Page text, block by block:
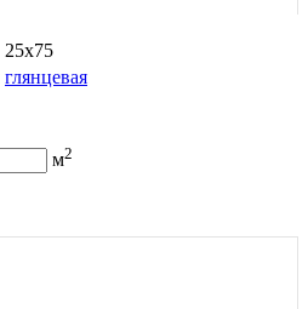
25х75
глянцевая
м2